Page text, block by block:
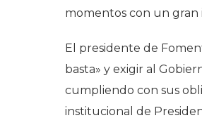
momentos con un gran
El presidente de
basta» y exigir al
cumpliendo con sus
institucional de